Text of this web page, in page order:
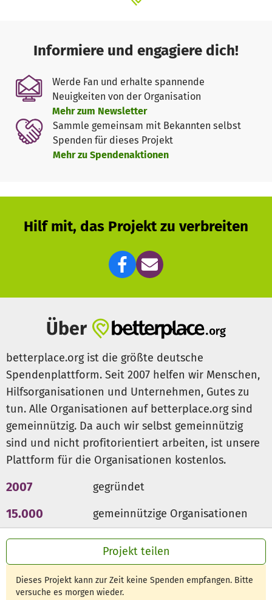
Projekt teilen
Dieses Projekt kann zur Zeit keine Spenden empfangen. Bitte
versuche es morgen wieder.
begleiten, sind teuer. Helfen, fördern, unterstützen – dazu
braucht es viele. Wir würden uns über eine finanzielle
Hilfe sehr freuen,- damit noch viele gute
Familienveranstaltungen laut und bunt im Huckarders
Frauenzentrum mit und für Familien stattfinden.
Informiere und engagiere dich!
Werde Fan und erhalte spannende
Neuigkeiten von der Organisation
Mehr zum Newsletter
Sammle gemeinsam mit Bekannten selbst
Spenden für dieses Projekt
Mehr zu Spendenaktionen
Hilf mit, das Projekt zu verbreiten
Über
betterplace.org ist die größte deutsche
Spendenplattform. Seit 2007 helfen wir Menschen,
Hilfsorganisationen und Unternehmen, Gutes zu
tun. Alle Organisationen auf betterplace.org sind
gemeinnützig. Da auch wir selbst gemeinnützig
sind und nicht profitorientiert arbeiten, ist unsere
Plattform für die Organisationen kostenlos.
2007 gegründet
15.000 gemeinnützige Organisationen
300 Mio € für den guten Zweck